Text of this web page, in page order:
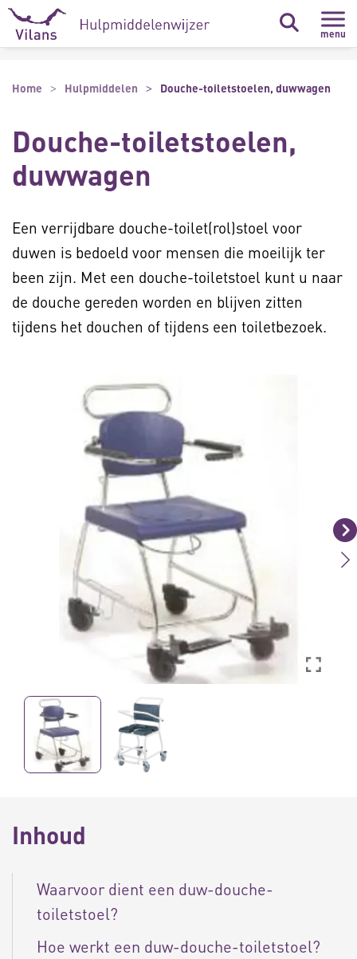
Naar hoofdinhoud
Naar footer
menu
Home Hulpmiddelen Douche-toiletstoelen, duwwagen
Douche-toiletstoelen,
duwwagen
Een verrijdbare douche-toilet(rol)stoel voor
duwen is bedoeld voor mensen die moeilijk ter
been zijn. Met een douche-toiletstoel kunt u naar
de douche gereden worden en blijven zitten
tijdens het douchen of tijdens een toiletbezoek.
Inhoud
Waarvoor dient een duw-douche-
toiletstoel?
Hoe werkt een duw-douche-toiletstoel?